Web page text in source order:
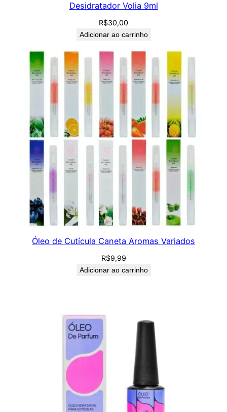
Desidratador Volia 9ml
R$30,00
Adicionar ao carrinho
Óleo de Cutícula Caneta Aromas Variados
R$9,99
Adicionar ao carrinho